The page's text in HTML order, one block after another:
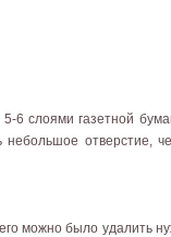
6 слоями газетной
отверстие,
можно было удалить